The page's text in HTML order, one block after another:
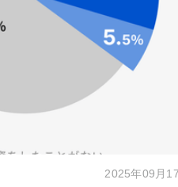
2025年09月